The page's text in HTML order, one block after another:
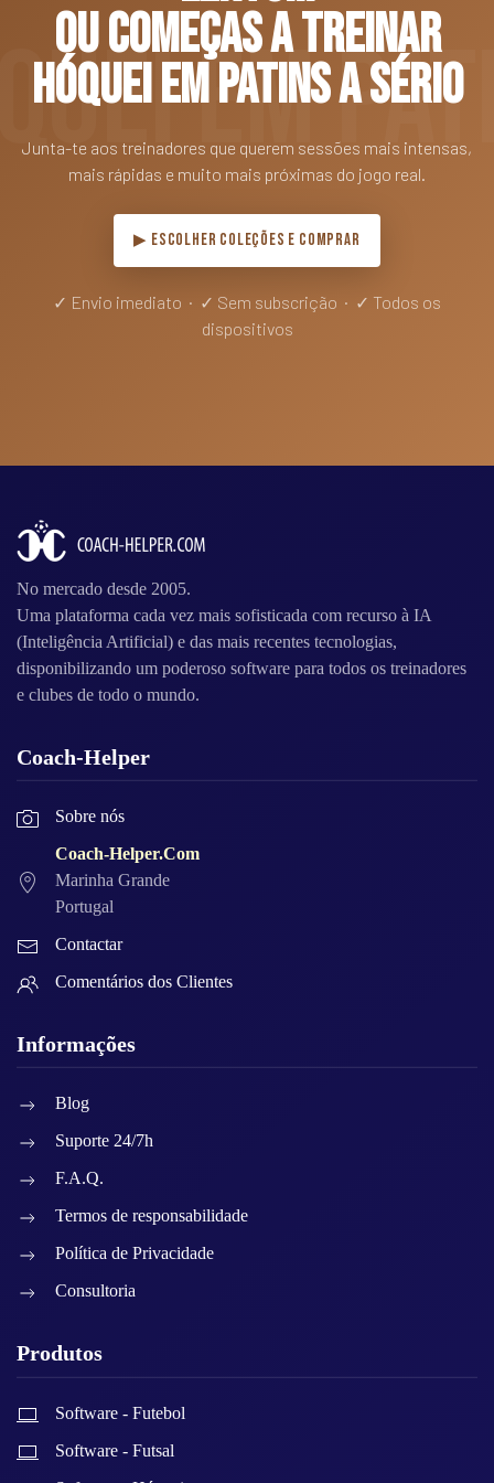
ou começas a treinar
hóquei em patins a sério
Junta-te aos treinadores que querem sessões mais intensas,
mais rápidas e muito mais próximas do jogo real.
▶ ESCOLHER COLEÇÕES E COMPRAR
✓ Envio imediato · ✓ Sem subscrição · ✓ Todos os
dispositivos
No mercado desde 2005.
Uma plataforma cada vez mais sofisticada com recurso à IA
(Inteligência Artificial) e das mais recentes tecnologias,
disponibilizando um poderoso software para todos os treinadores
e clubes de todo o mundo.
Coach-Helper
Sobre nós
Coach-Helper.Com
Marinha Grande
Portugal
Contactar
Comentários dos Clientes
Informações
Blog
Suporte 24/7h
F.A.Q.
Termos de responsabilidade
Política de Privacidade
Consultoria
Produtos
Software - Futebol
Software - Futsal